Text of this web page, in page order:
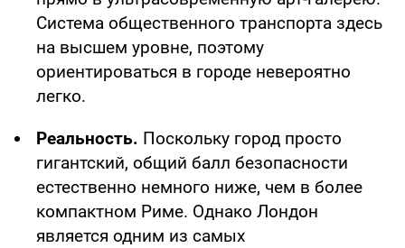
Система общественного транспорта здесь
на высшем уровне, поэтому
ориентироваться в городе невероятно
легко.
Реальность. Поскольку город просто
гигантский, общий балл безопасности
естественно немного ниже, чем в более
компактном Риме. Однако Лондон
является одним из самых